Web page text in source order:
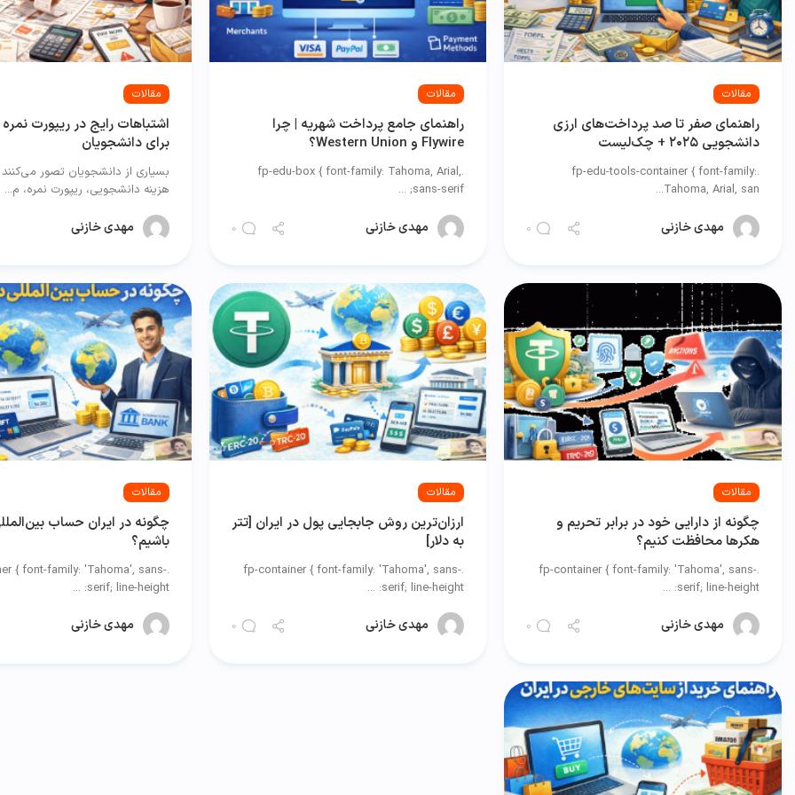
مقالات
راهنمای صفر تا صد پرداخت‌های ارزی
دانشجویی ۲۰۲۵ + چک‌لیست
.fp-edu-tools-container { font-family:
Tahoma, Arial, san...
مهدی خازنی 0
مقالات
راهنمای جامع پرداخت شهریه | چرا
Flywire و Western Union؟
.fp-edu-box { font-family: Tahoma, Arial,
sans-serif; ...
مهدی خازنی 0
مقالات
اشتباهات رایج در ریپورت
برای دانشجویان
بسیاری از دانشجویان تصور
هزینه دانشجویی، ریپورت نمره، م...
مهدی خازنی
مقالات
چگونه از دارایی خود در برابر تحریم و
هکرها محافظت کنیم؟
.fp-container { font-family: 'Tahoma', sans-
serif; line-height: ...
مهدی خازنی 0
مقالات
ارزان‌ترین روش جابجایی پول در ایران [تتر
به دلار]
.fp-container { font-family: 'Tahoma', sans-
serif; line-height: ...
مهدی خازنی 0
مقالات
چگونه در ایران حساب
باشیم؟
{ font-family: 'Tahoma', sans-
serif; line-height: ...
مهدی خازنی